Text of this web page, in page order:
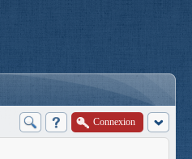
Connexion